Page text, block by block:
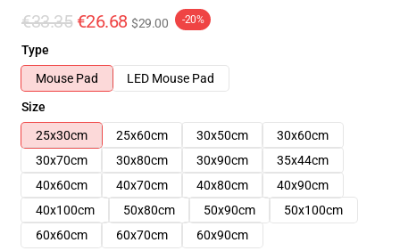
€33.35 €26.68 $29.00 -20%
Type
Mouse Pad
LED Mouse Pad
Size
25x30cm
25x60cm 30x50cm
30x60cm
30x70cm
30x80cm 30x90cm
35x44cm
40x60cm
40x70cm 40x80cm
40x90cm
40x100cm
50x80cm 50x90cm
50x100cm
60x60cm
60x70cm 60x90cm